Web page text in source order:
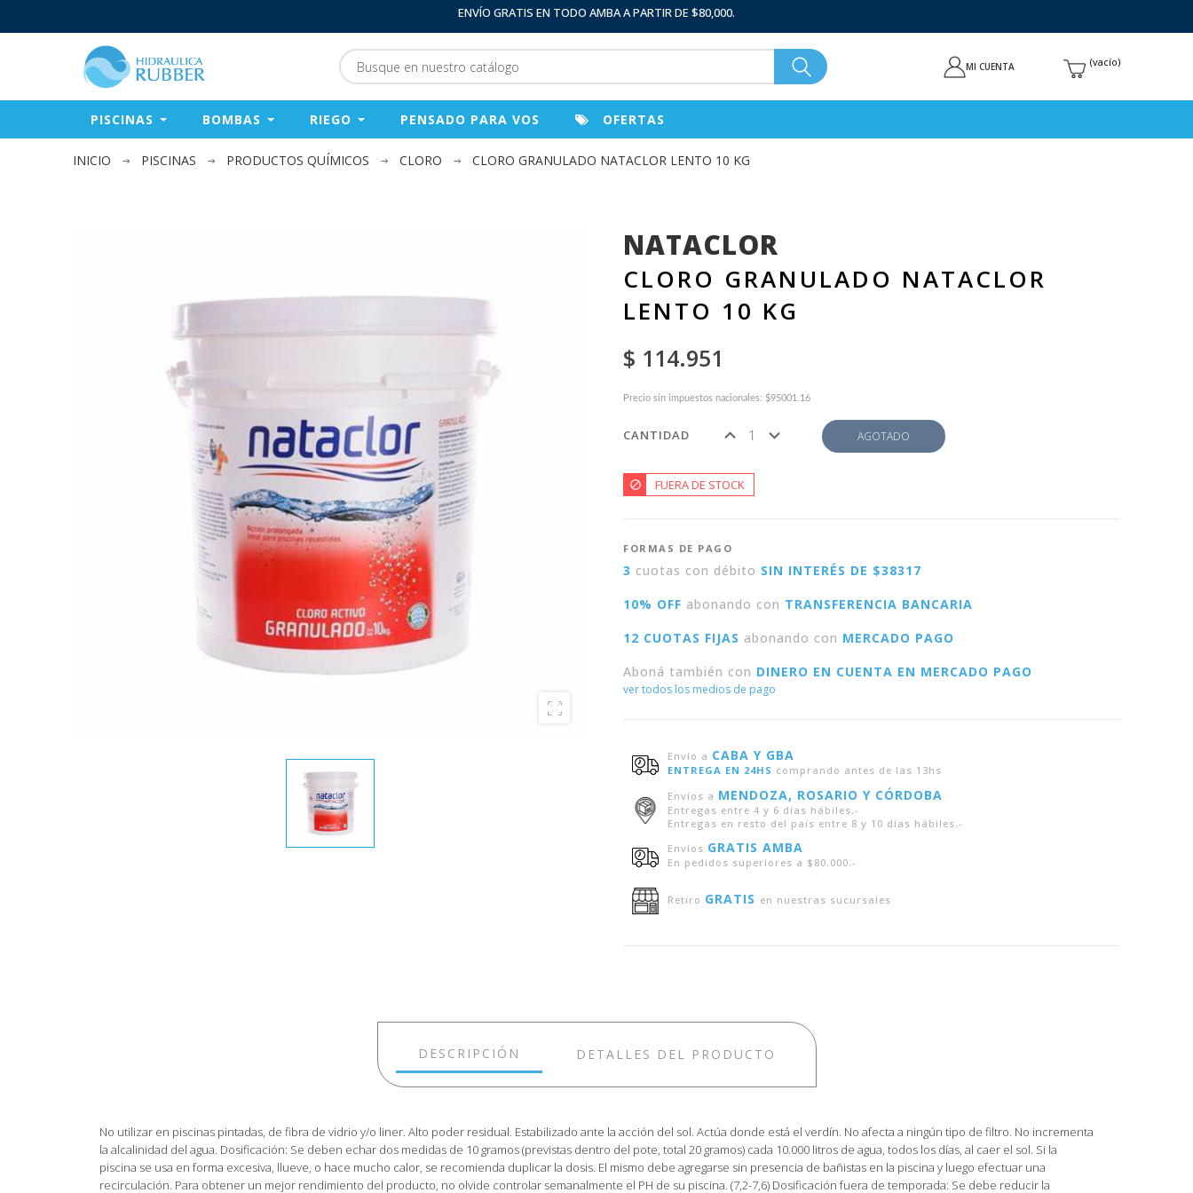
ENVÍO GRATIS EN TODO AMBA A PARTIR DE $80,000.
MI CUENTA vacío
PISCINAS BOMBAS RIEGO PENSADO PARA VOS OFERTAS
INICIO PISCINAS PRODUCTOS QUÍMICOS CLORO CLORO GRANULADO NATACLOR LENTO 10 KG
NATACLOR
CLORO GRANULADO NATACLOR
LENTO 10 KG
$ 114.951
Precio sin impuestos nacionales: $95001.16
CANTIDAD AGOTADO
FUERA DE STOCK
FORMAS DE PAGO
3 cuotas con débito SIN INTERÉS DE $38317
10% OFF abonando con TRANSFERENCIA BANCARIA
12 CUOTAS FIJAS abonando con MERCADO PAGO
Aboná también con DINERO EN CUENTA EN MERCADO PAGO
ver todos los medios de pago
Envío a CABA Y GBA
ENTREGA EN 24HS comprando antes de las 13hs
Envíos a MENDOZA, ROSARIO Y CÓRDOBA
Entregas entre 4 y 6 días hábiles.-
Entregas en resto del país entre 8 y 10 días hábiles.-
Envíos GRATIS AMBA
En pedidos superiores a $80.000.-
Retiro GRATIS en nuestras sucursales
DESCRIPCIÓN DETALLES DEL PRODUCTO
No utilizar en piscinas pintadas, de fibra de vidrio y/o liner. Alto poder residual. Estabilizado ante la acción del sol. Actúa donde está el verdín. No afecta a ningún tipo de filtro. No incrementa
la alcalinidad del agua. Dosificación: Se deben echar dos medidas de 10 gramos (previstas dentro del pote, total 20 gramos) cada 10.000 litros de agua, todos los días, al caer el sol. Si la
piscina se usa en forma excesiva, llueve, o hace mucho calor, se recomienda duplicar la dosis. El mismo debe agregarse sin presencia de bañistas en la piscina y luego efectuar una
recirculación. Para obtener un mejor rendimiento del producto, no olvide controlar semanalmente el PH de su piscina. (7,2-7,6) Dosificación fuera de temporada: Se debe reducir la